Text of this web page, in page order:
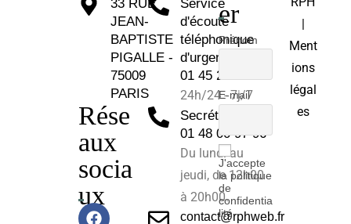
33 RUE
JEAN-
BAPTISTE
PIGALLE -
75009
PARIS
Rése
aux
socia
ux
Service
d'écoute
téléphonique
d'urgence :
01 45 26 81 30
24h/24 - 7j/7
Secrétariat :
01 48 00 97 96
Du lundi au
jeudi, de 12h00
à 20h00.
contact@rphweb.fr
er
Prénom
E-mail
J'accepte
la politique
de
confidentia
lité
|
Ment
ions
légal
es